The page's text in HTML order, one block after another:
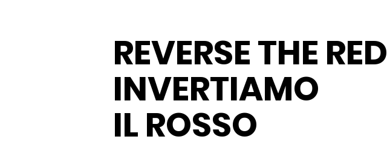
REVERSE THE RED
INVERTIAMO
IL ROSSO